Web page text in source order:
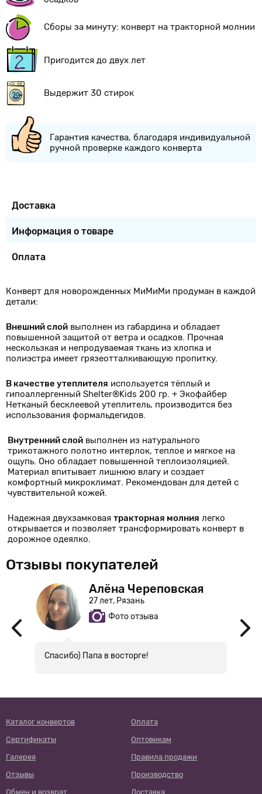
Сборы за минуту: конверт на тракторной молнии
Пригодится до двух лет
Выдержит 30 стирок
Гарантия качества, благодаря индивидуальной
ручной проверке каждого конверта
Доставка
Информация о товаре
Оплата
Конверт для новорожденных МиМиМи продуман в каждой
детали:
Внешний слой выполнен из габардина и обладает
повышенной защитой от ветра и осадков. Прочная
нескользкая и непродуваемая ткань из хлопка и
полиэстра имеет грязеотталкивающую пропитку.
В качестве утеплителя используется тёплый и
гипоаллергенный Shelter®Kids 200 гр. + Экофайбер
Нетканый бесклеевой утеплитель, производится без
использования формальдегидов.
Внутренний слой выполнен из натурального
трикотажного полотно интерлок, теплое и мягкое на
ощупь. Оно обладает повышенной теплоизоляцией.
Материал впитывает лишнюю влагу и создает
комфортный микроклимат. Рекомендован для детей с
чувствительной кожей.
Надежная двухзамковая тракторная молния легко
открывается и позволяет трансформировать конверт в
дорожное одеялко.
Отзывы покупателей
Алёна Череповская
27 лет, Рязань
Фото отзыва
Спасибо) Папа в восторге!
Каталог конвертов
Оплата
Сертификаты
Оптовикам
Галерея
Правила продажи
Отзывы
Производство
Обмен и возврат
Доставка